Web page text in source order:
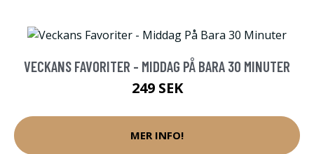
VECKANS FAVORITER - MIDDAG PÅ BARA 30 MINUTER
249 SEK
MER INFO!